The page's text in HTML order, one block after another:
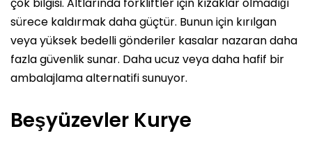
sürece kaldırmak daha güçtür. Bunun için kırılgan
veya yüksek bedelli gönderiler kasalar nazaran daha
fazla güvenlik sunar. Daha ucuz veya daha hafif bir
ambalajlama alternatifi sunuyor.
Beşyüzevler Kurye